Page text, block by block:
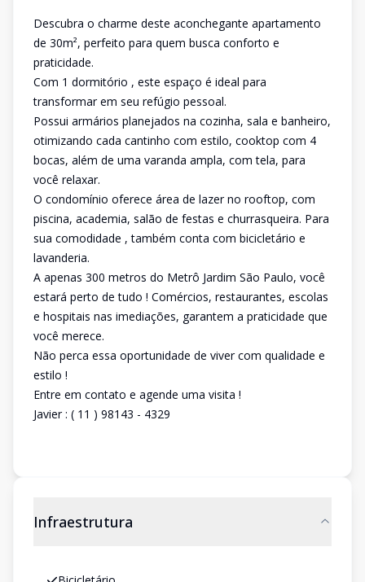
Descubra o charme deste aconchegante apartamento
de 30m², perfeito para quem busca conforto e
praticidade.
Com 1 dormitório , este espaço é ideal para
transformar em seu refúgio pessoal.
Possui armários planejados na cozinha, sala e banheiro,
otimizando cada cantinho com estilo, cooktop com 4
bocas, além de uma varanda ampla, com tela, para
você relaxar.
O condomínio oferece área de lazer no rooftop, com
piscina, academia, salão de festas e churrasqueira. Para
sua comodidade , também conta com bicicletário e
lavanderia.
A apenas 300 metros do Metrô Jardim São Paulo, você
estará perto de tudo ! Comércios, restaurantes, escolas
e hospitais nas imediações, garantem a praticidade que
você merece.
Não perca essa oportunidade de viver com qualidade e
estilo !
Entre em contato e agende uma visita !
Javier : ( 11 ) 98143 - 4329
Infraestrutura